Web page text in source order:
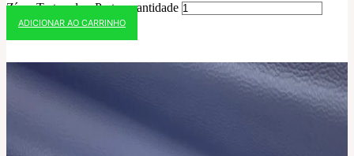
Zíper Tratorado - Preto quantidade
ADICIONAR AO CARRINHO